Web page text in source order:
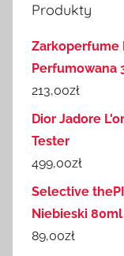
Produkty
Zarkoperfume
Perfumowana
213,00zł
Dior Jadore
Tester
499,00zł
Selective
Niebieski 80ml
89,00zł